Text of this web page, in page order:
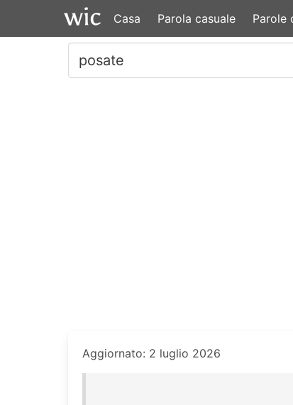
Casa Parola casuale Parole
Aggiornato: 2 luglio 2026